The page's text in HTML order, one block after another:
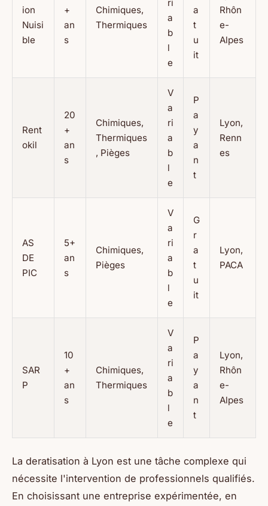
ion
Nuisi
ble
+
an
s
Chimiques,
Thermiques
ri
a
b
l
e
a
t
u
it
Rhôn
e-
Alpes
Rent
okil
20
+
an
s
Chimiques,
Thermiques
, Pièges
V
a
ri
a
b
l
e
P
a
y
a
n
t
Lyon,
Renn
es
AS
DE
PIC
5+
an
s
Chimiques,
Pièges
V
a
ri
a
b
l
e
G
r
a
t
u
it
Lyon,
PACA
SAR
P
10
+
an
s
Chimiques,
Thermiques
V
a
ri
a
b
l
e
P
a
y
a
n
t
Lyon,
Rhôn
e-
Alpes
La deratisation à Lyon est une tâche complexe qui
nécessite l'intervention de professionnels qualifiés.
En choisissant une entreprise expérimentée, en